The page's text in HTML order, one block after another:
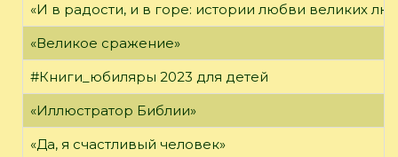
«И в радости, и в горе: истории любви великих
«Великое сражение»
#Книги_юбиляры 2023 для детей
«Иллюстратор Библии»
«Да, я счастливый человек»